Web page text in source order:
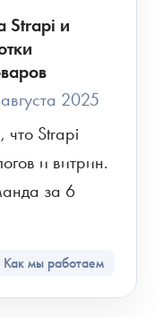
Strapi и
2025
Strapi
и витрин.
за 6
Как мы работаем